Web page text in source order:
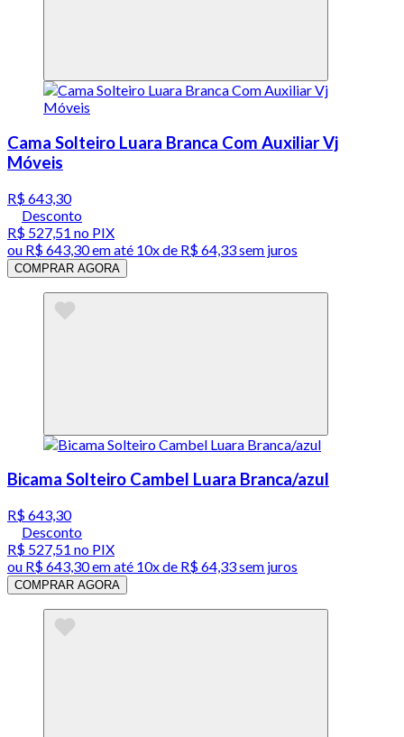
Cama Solteiro Luara Branca Com Auxiliar Vj
Móveis
R$ 643,30
Desconto
R$ 527,51 no PIX
ou R$ 643,30em até 10x de R$ 64,33 sem juros
COMPRAR AGORA
Bicama Solteiro Cambel Luara Branca/azul
R$ 643,30
Desconto
R$ 527,51 no PIX
ou R$ 643,30em até 10x de R$ 64,33 sem juros
COMPRAR AGORA